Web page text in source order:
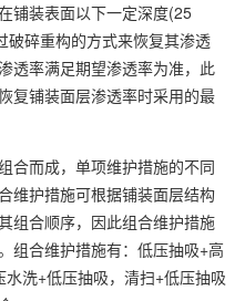
铺装表面以下一定深度(25
破碎重构的方式来恢复其渗透
透率满足期望渗透率为准，此
复铺装面层渗透率时采用的最
合而成，单项维护措施的不同
维护措施可根据铺装面层结构
组合顺序，因此组合维护措施
组合维护措施有：低压抽吸+高
洗+低压抽吸，清扫+低压抽吸